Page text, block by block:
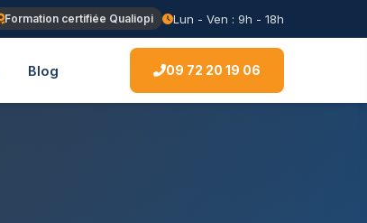
Formation certifiée Qualiopi Lun - Ven : 9h - 18h
Blog 09 72 20 19 06